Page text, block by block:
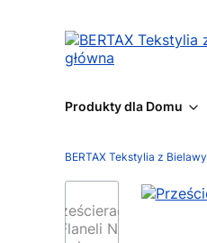
Produkty dla Domu
BERTAX Tekstylia z Bielawy